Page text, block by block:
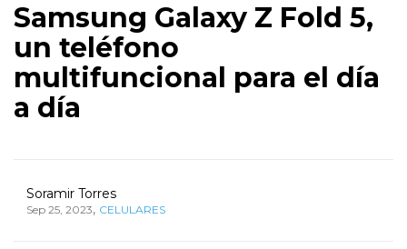
Samsung Galaxy Z Fold 5,
un teléfono
multifuncional para el día
a día
Soramir Torres
Sep 25, 2023, CELULARES